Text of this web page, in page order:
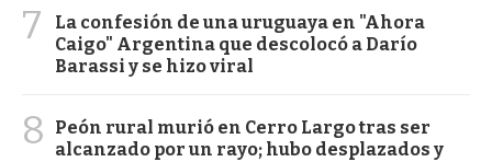
7
La confesión de una uruguaya en "Ahora
Caigo" Argentina que descolocó a Darío
Barassi y se hizo viral
8
Peón rural murió en Cerro Largo tras ser
alcanzado por un rayo; hubo desplazados y